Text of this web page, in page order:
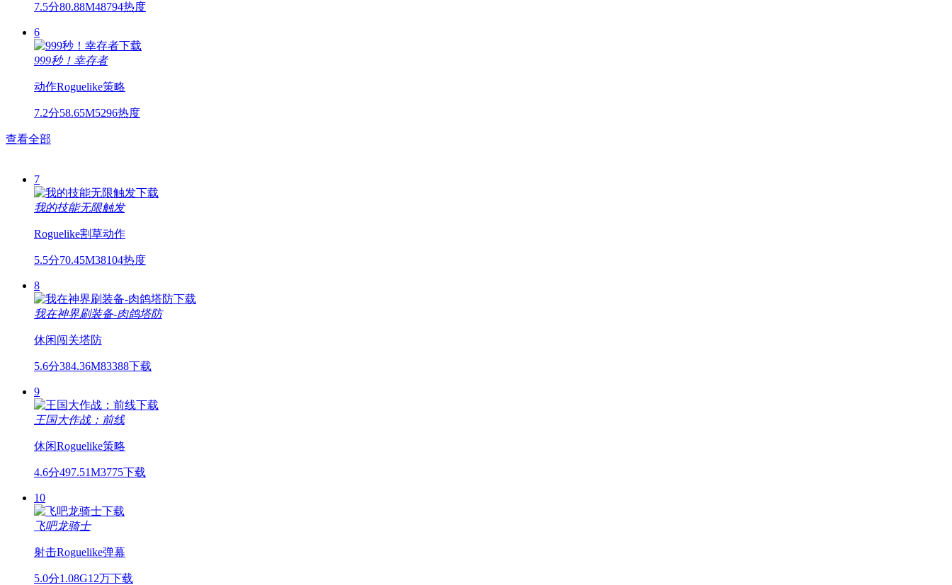
7.5分80.88M48794热度
6
999秒！幸存者
动作Roguelike策略
7.2分58.65M5296热度
查看全部
7
我的技能无限触发
Roguelike割草动作
5.5分70.45M38104热度
8
我在神界刷装备-肉鸽塔防
休闲闯关塔防
5.6分384.36M83388下载
9
王国大作战：前线
休闲Roguelike策略
4.6分497.51M3775下载
10
飞吧龙骑士
射击Roguelike弹幕
5.0分1.08G12万下载